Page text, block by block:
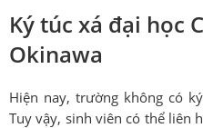
Ký túc xá đại học
Okinawa
Hiện nay, trường không có
Tuy vậy, sinh viên có thể liên